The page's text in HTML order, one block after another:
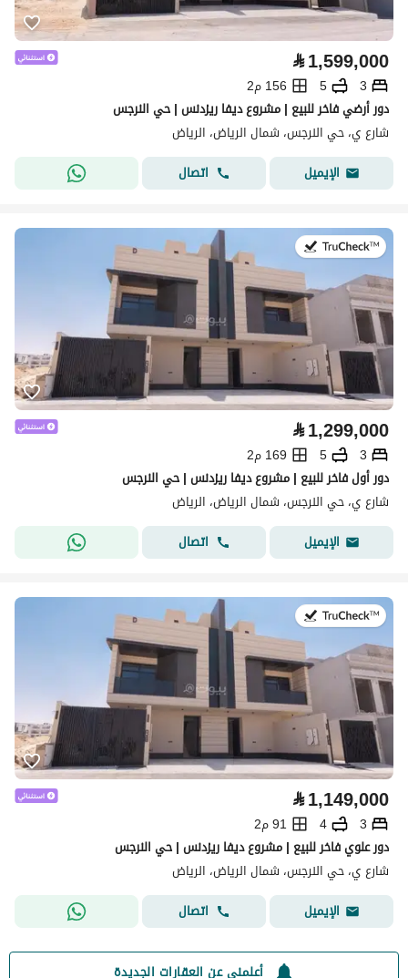
⃁1,599,000
3
5
156 م2
دور أرضي فاخر للبيع | مشروع ديفا ريزدنس | حي النرجس
شارع ي، حي النرجس، شمال الرياض، الرياض
الإيميل
اتصال
⃁1,299,000
3
5
169 م2
دور أول فاخر للبيع | مشروع ديفا ريزدنس | حي النرجس
شارع ي، حي النرجس، شمال الرياض، الرياض
الإيميل
اتصال
⃁1,149,000
3
4
91 م2
دور علوي فاخر للبيع | مشروع ديفا ريزدنس | حي النرجس
شارع ي، حي النرجس، شمال الرياض، الرياض
الإيميل
اتصال
أعلمني عن العقارات الجديدة